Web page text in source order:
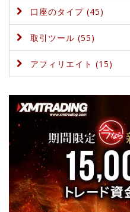
口座のタイプ (45)
取引ツール (55)
アフィリエイト (15)